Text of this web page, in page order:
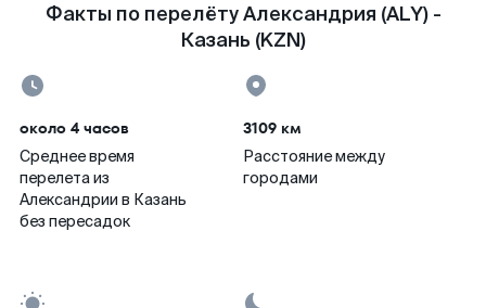
Факты по перелёту Александрия (ALY) -
Казань (KZN)
около 4 часов
Среднее время
перелета из
Александрии в Казань
без пересадок
3109 км
Расстояние между
городами